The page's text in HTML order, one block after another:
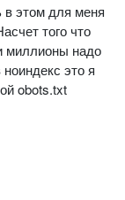
в этом для меня
того что
миллионы надо
это я
obots.txt